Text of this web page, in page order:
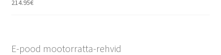
214.95€
E-pood mootorratta-rehvid